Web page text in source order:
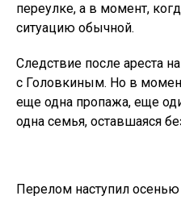
переулке, а в момент,
ситуацию обычной.
Следствие после ареста
с Головкиным. Но в
еще одна пропажа, еще
одна семья, оставшаяся
Перелом наступил